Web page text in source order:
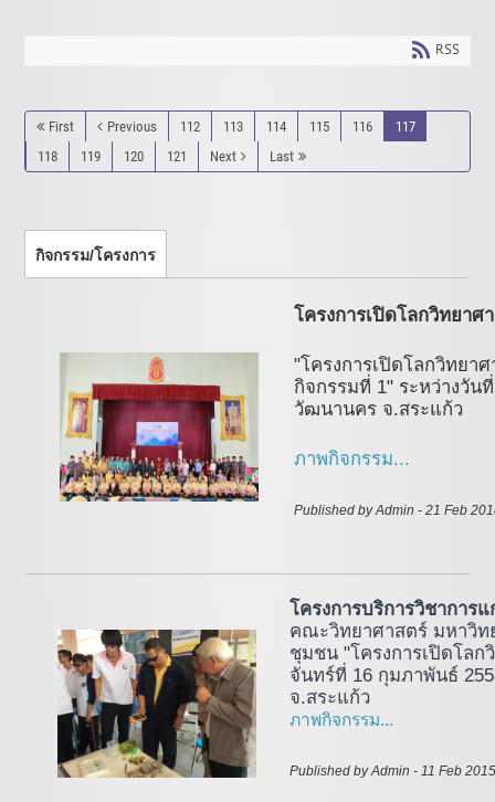
RSS
First Previous 112 113 114 115 116
117
118
119 120 121 Next Last
กิจกรรม/โครงการ
โครงการเปิดโลกวิทยา
"โครงการเปิดโลกวิทยา
กิจกรรมที่ 1" ระหว่างวัน
วัฒนานคร จ.สระแก้ว
ภาพกิจกรรม...
Published by Admin - 21 Feb
โครงการบริการวิชากา
คณะวิทยาศาสตร์ มหาวิท
ชุมชน "โครงการเปิดโล
จันทร์ที่ 16 กุมภาพันธ์
จ.สระแก้ว
ภาพกิจกรรม...
Published by Admin - 11 Feb